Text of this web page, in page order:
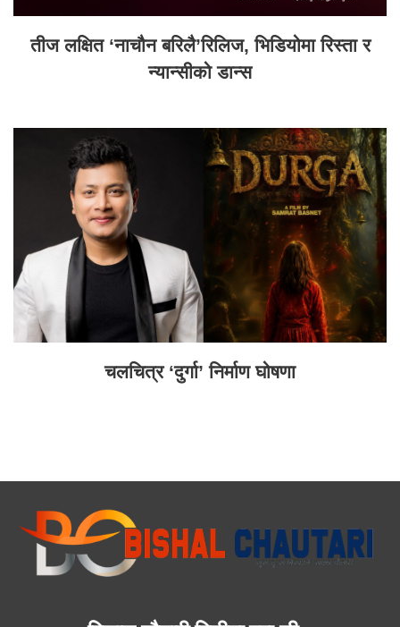
तीज लक्षित ‘नाचौन बरिलै’रिलिज, भिडियोमा रिस्ता र
न्यान्सीको डान्स
चलचित्र ‘दुर्गा’ निर्माण घोषणा